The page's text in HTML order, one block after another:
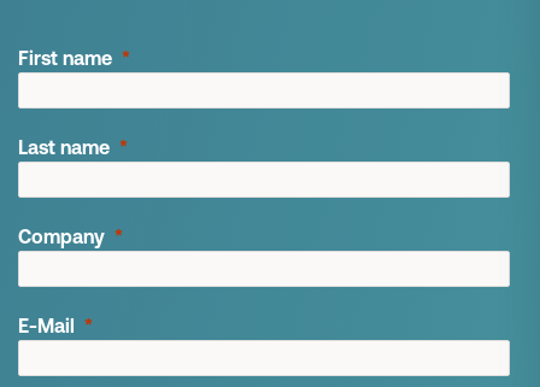
First name
Last name
Company
E-Mail